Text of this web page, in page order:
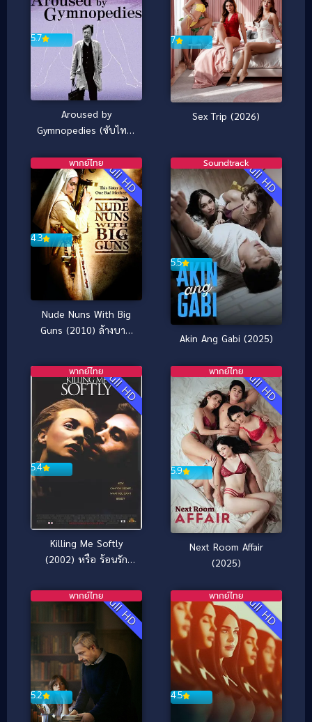
5.7
Aroused by
Gymnopedies (ซับไทย)
7
Sex Trip (2026)
Full HD
4.3
พากย์ไทย
Nude Nuns With Big
Guns (2010) ล้างบาป
Full HD
5.5
Soundtrack
Akin Ang Gabi (2025)
Full HD
5.4
พากย์ไทย
Killing Me Softly
(2002) หรือ ร้อนรัก
Full HD
5.9
พากย์ไทย
Next Room Affair
(2025)
Full HD
5.2
พากย์ไทย Full HD
4.5
พากย์ไทย